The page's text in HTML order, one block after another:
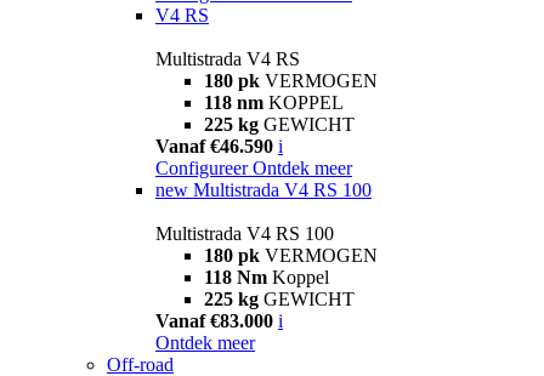
V4 RS
Multistrada V4 RS
180 pk VERMOGEN
118 nm KOPPEL
225 kg GEWICHT
Vanaf €46.590 i
Configureer Ontdek meer
new Multistrada V4 RS 100
Multistrada V4 RS 100
180 pk VERMOGEN
118 Nm Koppel
225 kg GEWICHT
Vanaf €83.000 i
Ontdek meer
Off-road